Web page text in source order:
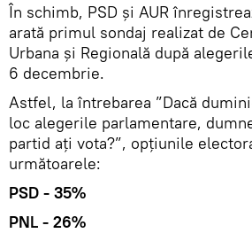
În schimb, PSD și AUR
arată primul sondaj realizat de
Urbana și Regională după
6 decembrie.
Astfel, la întrebarea ”Dacă
loc alegerile parlamentare,
partid ați vota?”, opțiunile
următoarele:
PSD - 35%
PNL - 26%